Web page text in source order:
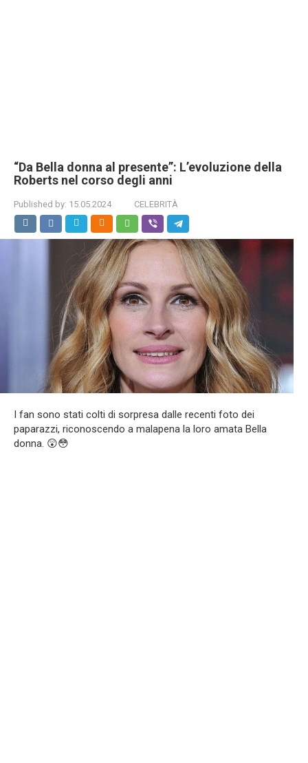
“Da Bella donna al presente”: L’evoluzione della
Roberts nel corso degli anni
Published by: 15.05.2024 CELEBRITÀ
I fan sono stati colti di sorpresa dalle recenti foto dei
paparazzi, riconoscendo a malapena la loro amata Bella
donna. 😲😳